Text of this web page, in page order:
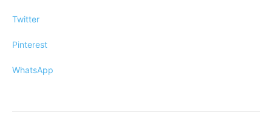
Twitter
Pinterest
WhatsApp